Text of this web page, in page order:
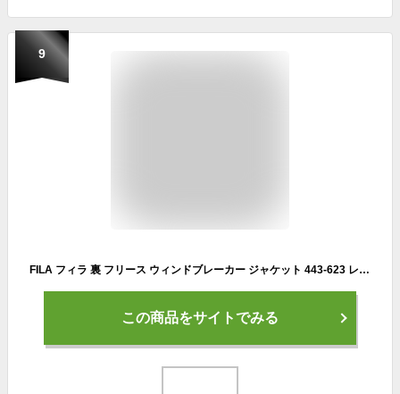
9
FILA フィラ 裏 フリース ウィンドブレーカー ジャケット 443-623 レディース RUNNING FITNESS
この商品をサイトでみる